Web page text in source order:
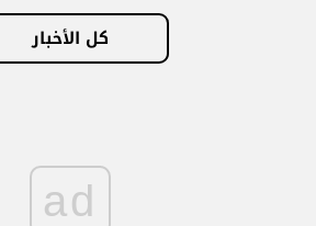
كل الأخبار
ad